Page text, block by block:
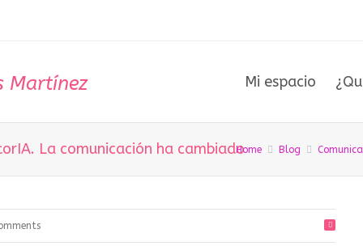
Mi espacio
La comunicación ha cambiadoHome Blog